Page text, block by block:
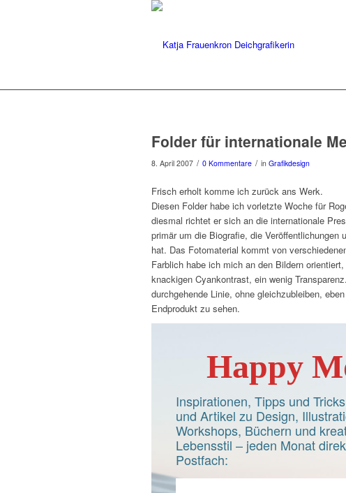
Folder für internationale
8. April 2007 / 0 Kommentare / in Grafikdesign
Frisch erholt komme ich zurück ans Werk.
Diesen Folder habe ich vorletzte Woche für
diesmal richtet er sich an die internationale
primär um die Biografie, die
hat. Das Fotomaterial kommt von
Farblich habe ich mich an den Bildern
knackigen Cyankontrast, ein wenig
durchgehende Linie, ohne gleichzubleiben,
Endprodukt zu sehen.
Happy
Inspirationen, Tipps und
und Artikel zu Design,
Workshops, Büchern und
Lebensstil – jeden Monat
Postfach: